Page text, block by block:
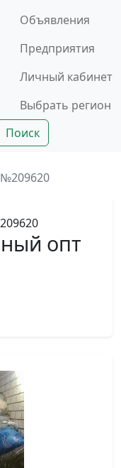
Объявления
Предприятия
Личный кабинет
Выбрать регион
Поиск
опт